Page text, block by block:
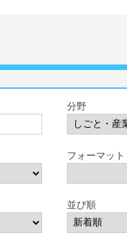
分野
フォーマット
並び順